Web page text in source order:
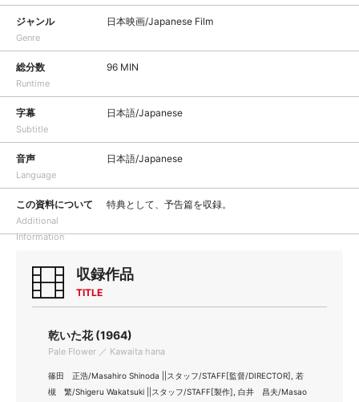
ジャンル
Genre
日本映画/Japanese Film
総分数
Runtime
96 MIN
字幕
Subtitle
日本語/Japanese
音声
Language
日本語/Japanese
この資料について
Additional
Information
特典として、予告篇を収録。
収録作品
TITLE
乾いた花 (1964)
Pale Flower ／ Kawaita hana
篠田 正浩/Masahiro Shinoda ||スタッフ/STAFF[監督/DIRECTOR], 若
槻 繁/Shigeru Wakatsuki ||スタッフ/STAFF[製作], 白井 昌夫/Masao